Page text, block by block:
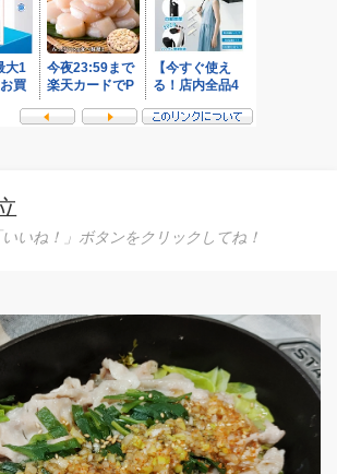
いね！」ボタンをクリックしてね！
豚バラとズッキ
豚バラ肉とズッキ
で簡単に作れます♪